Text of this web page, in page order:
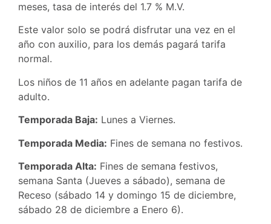
meses, tasa de interés del 1.7 % M.V.
Este valor solo se podrá disfrutar una vez en el
año con auxilio, para los demás pagará tarifa
normal.
Los niños de 11 años en adelante pagan tarifa de
adulto.
Temporada Baja: Lunes a Viernes.
Temporada Media: Fines de semana no festivos.
Temporada Alta: Fines de semana festivos,
semana Santa (Jueves a sábado), semana de
Receso (sábado 14 y domingo 15 de diciembre,
sábado 28 de diciembre a Enero 6).